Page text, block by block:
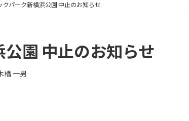
クパーク新横浜公園 中止のお知らせ
園 中止のお知らせ
橋 一男